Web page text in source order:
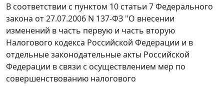
В соответствии с пунктом 10 статьи 7 Федерального
закона от 27.07.2006 N 137-ФЗ "О внесении
изменений в часть первую и часть вторую
Налогового кодекса Российской Федерации и в
отдельные законодательные акты Российской
Федерации в связи с осуществлением мер по
совершенствованию налогового